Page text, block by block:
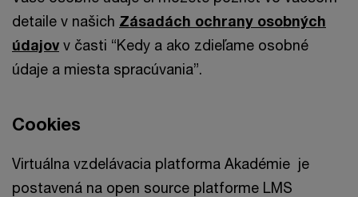
detaile v našich Zásadách ochrany osobných
údajov v časti “Kedy a ako zdieľame osobné
údaje a miesta spracúvania”.
Cookies
Virtuálna vzdelávacia platforma Akadémie je
postavená na open source platforme LMS